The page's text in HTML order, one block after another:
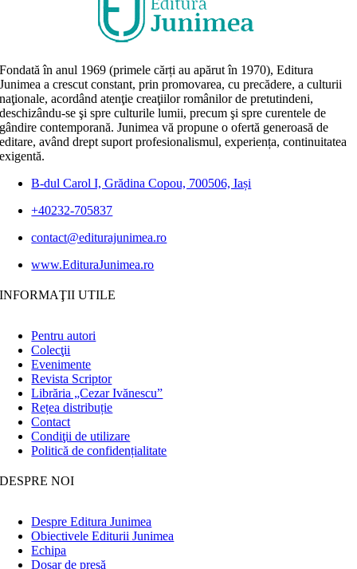
Fondată în anul 1969 (primele cărți au apărut în 1970), Editura
Junimea a crescut constant, prin promovarea, cu precădere, a culturii
naţionale, acordând atenţie creaţiilor românilor de pretutindeni,
deschizându-se şi spre culturile lumii, precum şi spre curentele de
gândire contemporană. Junimea vă propune o ofertă generoasă de
editare, având drept suport profesionalismul, experiența, continuitatea
exigentă.
B-dul Carol I, Grădina Copou, 700506, Iași
+40232-705837
contact@editurajunimea.ro
www.EdituraJunimea.ro
INFORMAŢII UTILE
Pentru autori
Colecţii
Evenimente
Revista Scriptor
Librăria „Cezar Ivănescu”
Rețea distribuție
Contact
Condiţii de utilizare
Politică de confidențialitate
DESPRE NOI
Despre Editura Junimea
Obiectivele Editurii Junimea
Echipa
Dosar de presă